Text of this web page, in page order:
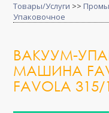
Товары/Услуги >>
Упаковочное
ВАКУУМ-
МАШИНА
FAVOLA